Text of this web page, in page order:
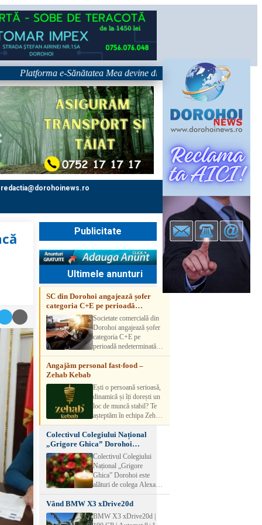
e-Sănătatea Mea devine disponibilă pe 1 septembrie:
redactia@dorohoinews.ro
Publicitate
Ultimele anunturi
SC din Dorohoi angajează șofer
categoria C+E pe perioadă
nedeterminatăSocietate comercială din
Dorohoi angajează șofer
categoria C+E pe
perioadă nedeterminată.
Candidatul trebuie să
aibă experiență și atestat
detalii, vă rog să sunați la
numărul de telefon.
Angajăm personal fast-food –
Zehab Kebab
Ești o persoană serioasă,
dinamică și îți dorești un
loc de muncă stabil? Te
așteptăm în echipa Zehab
Kebab! Posturi
disponibile: -
SHAORMAR AJUTOR
BUCATAR 2/posturi -
LUCRATOR
COMERCIAL
VANZATOR /2 posturi
muncă Program flexibil
Salariu motivant, în
funcție de experienț
Colectivul Colegiului Național
„Grigore Ghica” Dorohoi
transmite sincere condoleanțe
Colectivul Colegiului
Național „Grigore
Ghica” Dorohoi este
alături de colega Alexa
Lăcrămioara la trecerea în
neființă a soțului și
transmite sincere
condoleanțe familiei.
Vând BMW X3 xDrive20d
BMW X3 xDrive20d |